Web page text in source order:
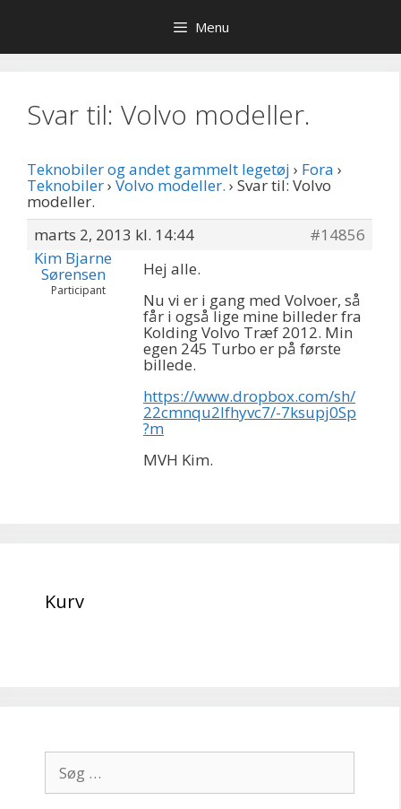
indhold
Menu
Svar til: Volvo modeller.
Teknobiler og andet gammelt legetøj › Fora ›
Teknobiler› Volvo modeller. › Svar til: Volvo
modeller.
marts 2, 2013 kl. 14:44
#14856
Kim Bjarne
Sørensen
Participant
Hej alle.
Nu vi er i gang med Volvoer, så
får i også lige mine billeder fra
Kolding Volvo Træf 2012. Min
egen 245 Turbo er på første
billede.
https://www.dropbox.com/sh/
22cmnqu2lfhyvc7/-7ksupj0Sp
?m
MVH Kim.
Kurv
efter: